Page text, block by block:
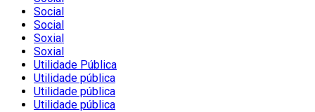
Social
Social
Soxial
Soxial
Utilidade Pública
Utilidade pública
Utilidade pública
Utilidade pública